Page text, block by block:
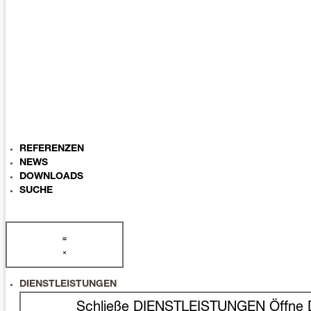
REFERENZEN
NEWS
DOWNLOADS
SUCHE
DIENSTLEISTUNGEN
Schließe DIENSTLEISTUNGEN Öffne